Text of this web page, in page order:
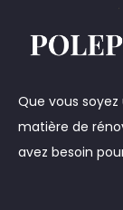
Que vous
matière de
avez besoin